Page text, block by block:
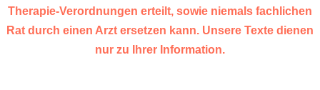
Therapie-Verordnungen erteilt, sowie niemals fachlichen
Rat durch einen Arzt ersetzen kann. Unsere Texte dienen
nur zu Ihrer Information.